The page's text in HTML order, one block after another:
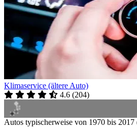
Klimaservice (ältere Auto)
4.6 (204)
Autos typischerweise von 1970 bis